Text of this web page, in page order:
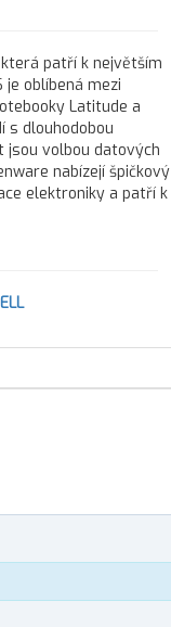
patří k největším
oblíbená mezi
Latitude a
s dlouhodobou
jsou volbou datových
nabízejí špičkový
elektroniky a patří k